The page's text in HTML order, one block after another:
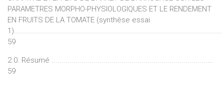
PARAMETRES MORPHO-PHYSIOLOGIQUES ET LE RENDEMENT
EN FRUITS DE LA TOMATE (synthèse essai
1)........................................................................................................
59
2.0. Résumé .................................................................................
59